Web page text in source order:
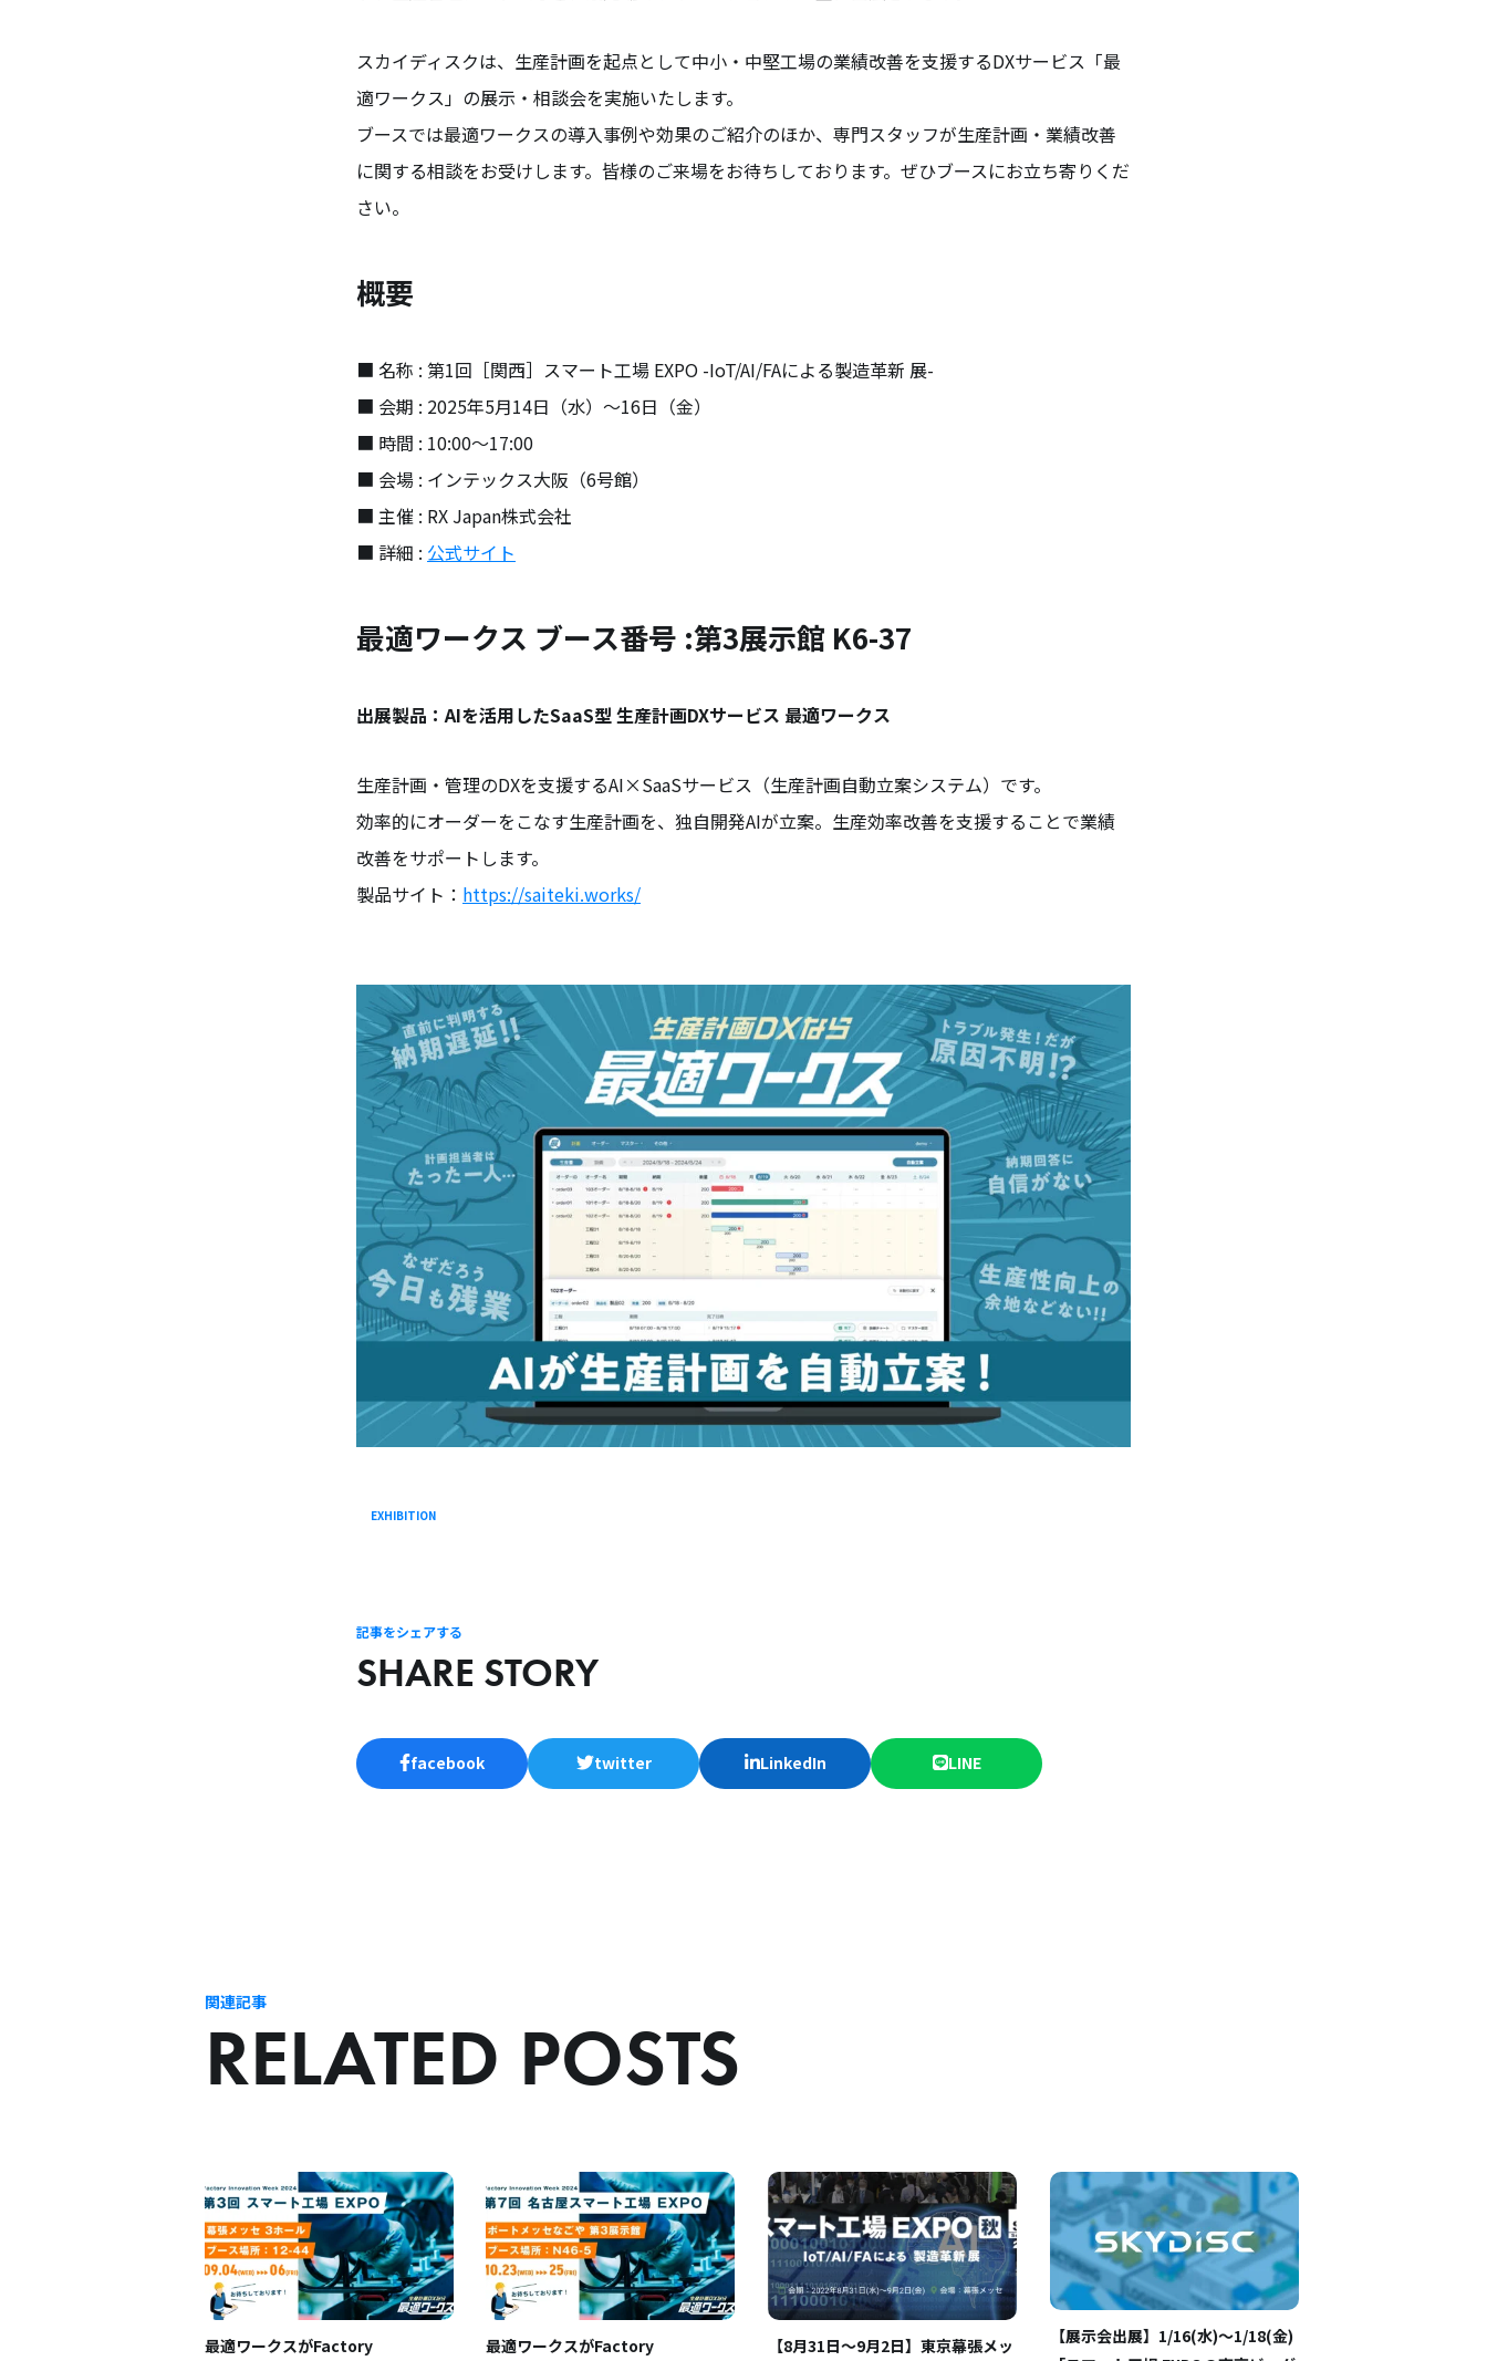
スカイディスクは、生産計画を起点として中小・中堅工場の業績改善を支援するDXサービス「最
適ワークス」の展示・相談会を実施いたします。
ブースでは最適ワークスの導入事例や効果のご紹介のほか、専門スタッフが生産計画・業績改善
に関する相談をお受けします。皆様のご来場をお待ちしております。ぜひブースにお立ち寄りくだ
さい。
概要
■ 名称 : 第1回［関西］スマート工場 EXPO -IoT/AI/FAによる製造革新 展-
■ 会期 : 2025年5月14日（水）〜16日（金）
■ 時間 : 10:00〜17:00
■ 会場 : インテックス大阪（6号館）
■ 主催 : RX Japan株式会社
■ 詳細 : 公式サイト
最適ワークス ブース番号 :第3展示館 K6-37
出展製品：AIを活用したSaaS型 生産計画DXサービス 最適ワークス
生産計画・管理のDXを支援するAI×SaaSサービス（生産計画自動立案システム）です。
効率的にオーダーをこなす生産計画を、独自開発AIが立案。生産効率改善を支援することで業績
改善をサポートします。
製品サイト： https://saiteki.works/
EXHIBITION
記事をシェアする
SHARE STORY
facebook twitter LinkedIn LINE
関連記事
RELATED POSTS
最適ワークスがFactory 最適ワークスがFactory 【8月31日〜9月2日】東京幕張メッ
【展示会出展】1/16(水)～1/18(金)